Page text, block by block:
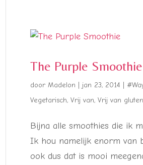
The Purple Smoothie
doorMadelon jan 23, 2014
Vegetarisch,Vrij van,Vrij van
Bijna alle smoothies die ik
Ik hou namelijk enorm van
ook dus dat is mooi